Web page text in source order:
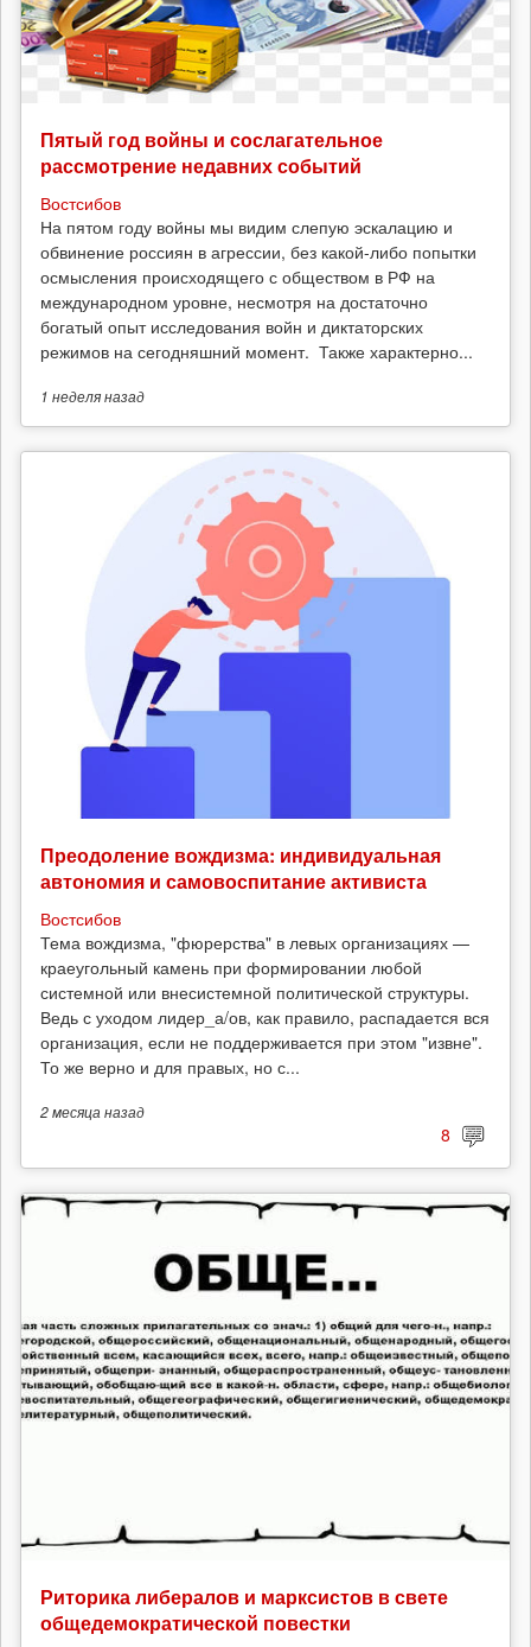
Пятый год войны и сослагательное
рассмотрение недавних событий
Востсибов
На пятом году войны мы видим слепую эскалацию и
обвинение россиян в агрессии, без какой-либо попытки
осмысления происходящего с обществом в РФ на
международном уровне, несмотря на достаточно
богатый опыт исследования войн и диктаторских
режимов на сегодняшний момент. Также характерно...
1 неделяназад
Преодоление вождизма: индивидуальная
автономия и самовоспитание активиста
Востсибов
Тема вождизма, "фюрерства" в левых организациях —
краеугольный камень при формировании любой
системной или внесистемной политической структуры.
Ведь с уходом лидер_а/ов, как правило, распадается вся
организация, если не поддерживается при этом "извне".
То же верно и для правых, но с...
2 месяца назад
8
Риторика либералов и марксистов в свете
общедемократической повестки